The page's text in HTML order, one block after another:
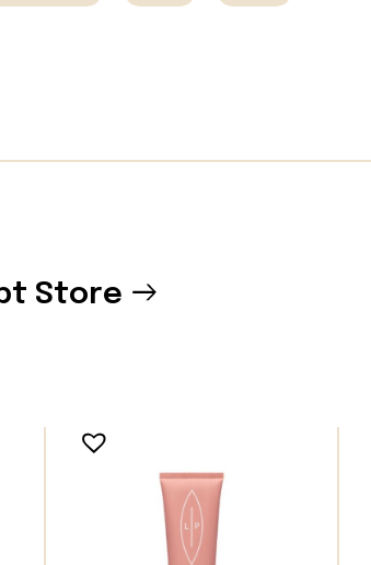
Store